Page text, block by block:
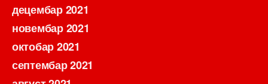
децембар 2021
новембар 2021
октобар 2021
септембар 2021